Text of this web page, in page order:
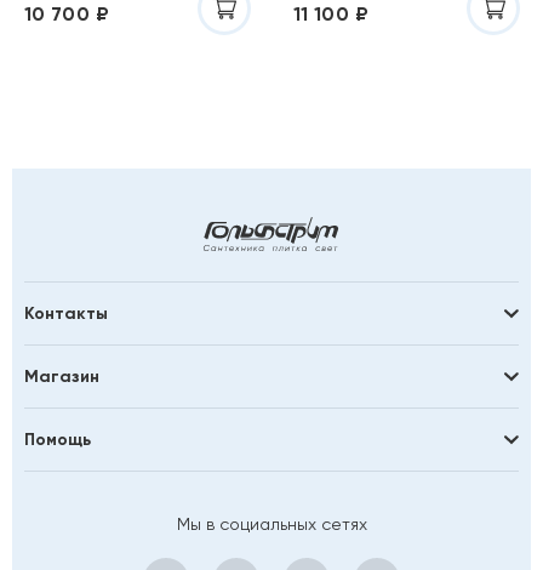
10 700 ₽ 11 100 ₽
Контакты
Магазин
Помощь
Мы в социальных сетях